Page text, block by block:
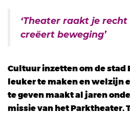
‘Theater raakt je
creëert beweging’
Cultuur inzetten om de stad
leuker te maken en welzijn
te geven maakt al jaren
missie van het Parktheater.